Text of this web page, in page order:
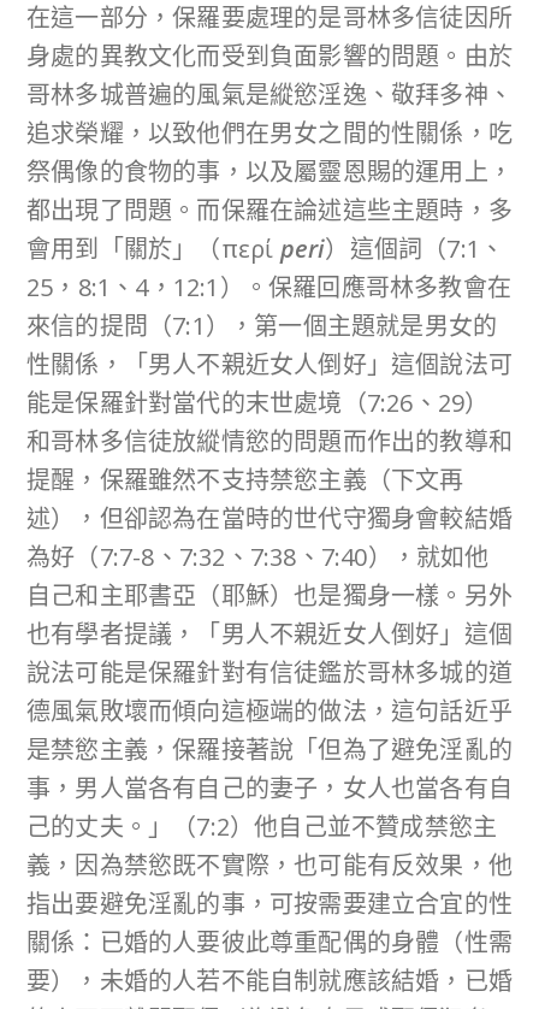
在這一部分，保羅要處理的是哥林多信徒因所
身處的異教文化而受到負面影響的問題。由於
哥林多城普遍的風氣是縱慾淫逸、敬拜多神、
追求榮耀，以致他們在男女之間的性關係，吃
祭偶像的食物的事，以及屬靈恩賜的運用上，
都出現了問題。而保羅在論述這些主題時，多
會用到「關於」（περί peri）這個詞（7:1、
25，8:1、4，12:1）。保羅回應哥林多教會在
來信的提問（7:1），第一個主題就是男女的
性關係，「男人不親近女人倒好」這個說法可
能是保羅針對當代的末世處境（7:26、29）
和哥林多信徒放縱情慾的問題而作出的教導和
提醒，保羅雖然不支持禁慾主義（下文再
述），但卻認為在當時的世代守獨身會較結婚
為好（7:7-8、7:32、7:38、7:40），就如他
自己和主耶書亞（耶穌）也是獨身一樣。另外
也有學者提議，「男人不親近女人倒好」這個
說法可能是保羅針對有信徒鑑於哥林多城的道
德風氣敗壞而傾向這極端的做法，這句話近乎
是禁慾主義，保羅接著說「但為了避免淫亂的
事，男人當各有自己的妻子，女人也當各有自
己的丈夫。」（7:2）他自己並不贊成禁慾主
義，因為禁慾既不實際，也可能有反效果，他
指出要避免淫亂的事，可按需要建立合宜的性
關係：已婚的人要彼此尊重配偶的身體（性需
要），未婚的人若不能自制就應該結婚，已婚